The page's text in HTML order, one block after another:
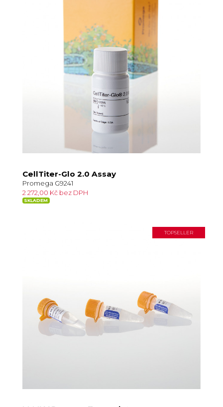
CellTiter-Glo 2.0 Assay
Promega G9241
2 272,00 Kč bez DPH
SKLADEM
TOPSELLER